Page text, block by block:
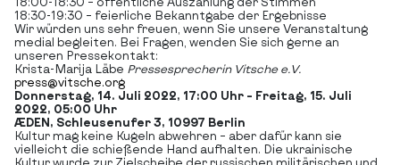
18:30-19:30 – feierliche Bekanntgabe der Ergebnisse
Wir würden uns sehr freuen, wenn Sie unsere Veranstaltung
medial begleiten. Bei Fragen, wenden Sie sich gerne an
unseren Pressekontakt:
Krista-Marija Läbe Pressesprecherin Vitsche e.V.
press@vitsche.org
Donnerstag, 14. Juli 2022, 17:00 Uhr – Freitag, 15. Juli
2022, 05:00 Uhr
ÆDEN, Schleusenufer 3, 10997 Berlin
Kultur mag keine Kugeln abwehren – aber dafür kann sie
vielleicht die schießende Hand aufhalten. Die ukrainische